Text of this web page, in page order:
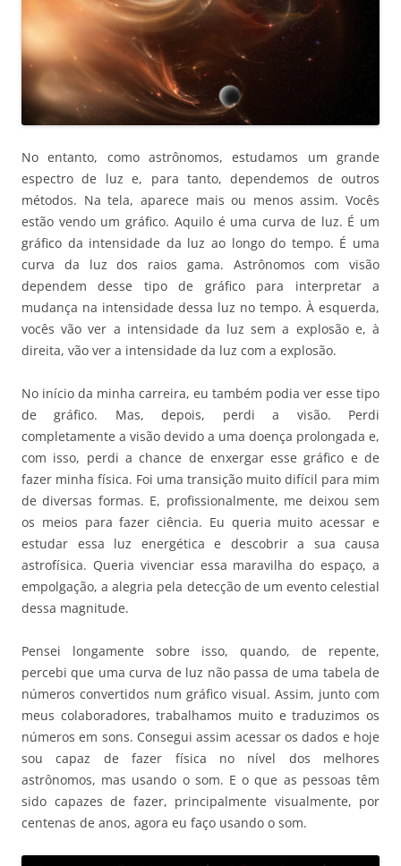
No entanto, como astrônomos, estudamos um grande
espectro de luz e, para tanto, dependemos de outros
métodos. Na tela, aparece mais ou menos assim. Vocês
estão vendo um gráfico. Aquilo é uma curva de luz. É um
gráfico da intensidade da luz ao longo do tempo. É uma
curva da luz dos raios gama. Astrônomos com visão
dependem desse tipo de gráfico para interpretar a
mudança na intensidade dessa luz no tempo. À esquerda,
vocês vão ver a intensidade da luz sem a explosão e, à
direita, vão ver a intensidade da luz com a explosão.
No início da minha carreira, eu também podia ver esse tipo
de gráfico. Mas, depois, perdi a visão. Perdi
completamente a visão devido a uma doença prolongada e,
com isso, perdi a chance de enxergar esse gráfico e de
fazer minha física. Foi uma transição muito difícil para mim
de diversas formas. E, profissionalmente, me deixou sem
os meios para fazer ciência. Eu queria muito acessar e
estudar essa luz energética e descobrir a sua causa
astrofísica. Queria vivenciar essa maravilha do espaço, a
empolgação, a alegria pela detecção de um evento celestial
dessa magnitude.
Pensei longamente sobre isso, quando, de repente,
percebi que uma curva de luz não passa de uma tabela de
números convertidos num gráfico visual. Assim, junto com
meus colaboradores, trabalhamos muito e traduzimos os
números em sons. Consegui assim acessar os dados e hoje
sou capaz de fazer física no nível dos melhores
astrônomos, mas usando o som. E o que as pessoas têm
sido capazes de fazer, principalmente visualmente, por
centenas de anos, agora eu faço usando o som.